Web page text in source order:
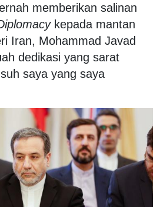
memberikan salinan
kepada mantan
Iran, Mohammad Javad
dedikasi yang sarat
saya yang saya